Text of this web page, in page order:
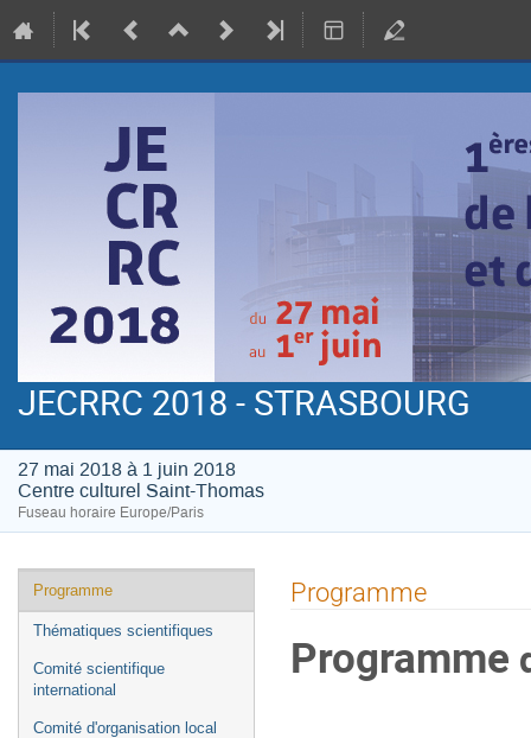
JECRRC 2018 - STRASBOURG
27 mai 2018 à 1 juin 2018
Centre culturel Saint-Thomas
Fuseau horaire Europe/Paris
Menu
de
l'événement
Programme
Thématiques scientifiques
Comité scientifique
international
Comité d'organisation local
Programme
Programme